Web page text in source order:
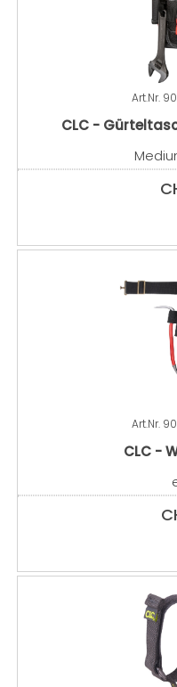
Art.Nr.
CLC -
Art.Nr.
CLC -